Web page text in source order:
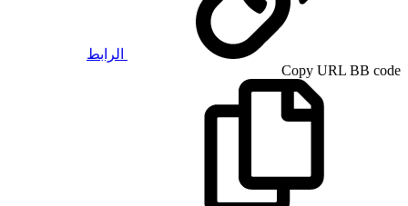
الرابط
Copy URL BB code